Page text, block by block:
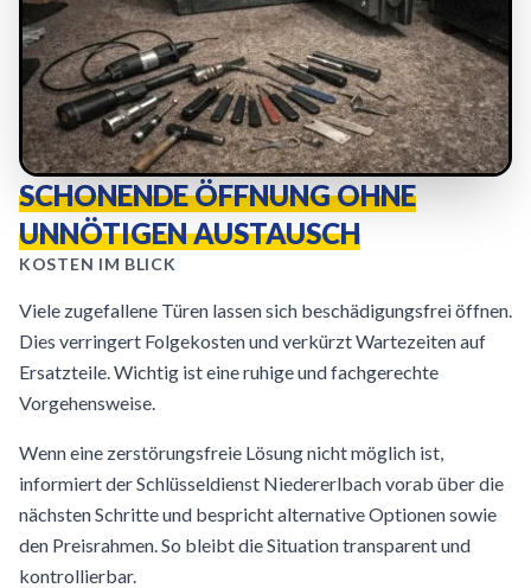
SCHONENDE ÖFFNUNG OHNE
UNNÖTIGEN AUSTAUSCH
KOSTEN IM BLICK
Viele zugefallene Türen lassen sich beschädigungsfrei öffnen.
Dies verringert Folgekosten und verkürzt Wartezeiten auf
Ersatzteile. Wichtig ist eine ruhige und fachgerechte
Vorgehensweise.
Wenn eine zerstörungsfreie Lösung nicht möglich ist,
informiert der Schlüsseldienst Niedererlbach vorab über die
nächsten Schritte und bespricht alternative Optionen sowie
den Preisrahmen. So bleibt die Situation transparent und
kontrollierbar.